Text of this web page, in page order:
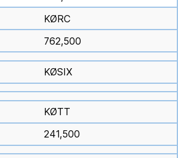
KØRC
762,500
KØSIX
KØTT
241,500